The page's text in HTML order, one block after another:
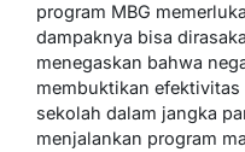
program MBG
dampaknya bisa
menegaskan bahwa
membuktikan
sekolah dalam jangka
menjalankan program